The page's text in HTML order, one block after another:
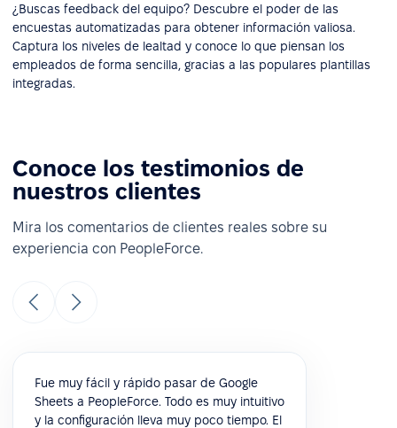
¿Buscas feedback del equipo? Descubre el poder de las
encuestas automatizadas para obtener información valiosa.
Captura los niveles de lealtad y conoce lo que piensan los
empleados de forma sencilla, gracias a las populares plantillas
integradas.
Conoce los testimonios de
nuestros clientes
Mira los comentarios de clientes reales sobre su
experiencia con PeopleForce.
Fue muy fácil y rápido pasar de Google
Sheets a PeopleForce. Todo es muy intuitivo
y la configuración lleva muy poco tiempo. El